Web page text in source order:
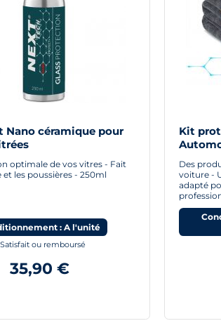
Nano céramique pour
optimale de vos vitres - Fait
et les poussières - 250ml
: A l'unité
ou remboursé
35,90 €
Kit
Des
voiture -
adapté